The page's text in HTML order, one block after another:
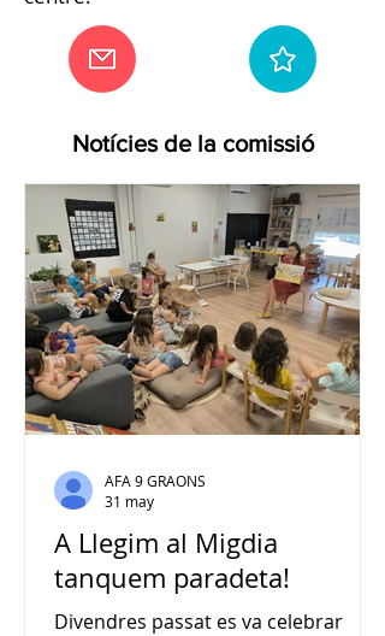
Notícies de la comissió
A Llegim al Migdia
tanquem paradeta!
Divendres passat es va celebrar
AFA 9 GRAONS
31 may